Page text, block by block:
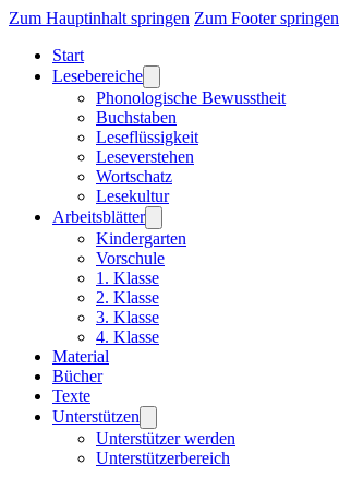
Zum Hauptinhalt springen Zum Footer springen
Start
Lesebereiche
Phonologische Bewusstheit
Buchstaben
Leseflüssigkeit
Leseverstehen
Wortschatz
Lesekultur
Arbeitsblätter
Kindergarten
Vorschule
1. Klasse
2. Klasse
3. Klasse
4. Klasse
Material
Bücher
Texte
Unterstützen
Unterstützer werden
Unterstützerbereich